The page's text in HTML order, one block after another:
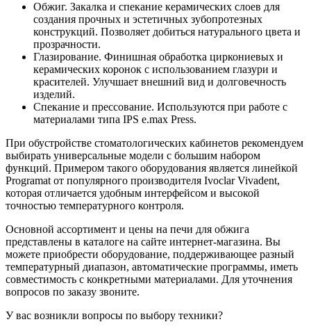
Обжиг. Закалка и спекание керамических слоев для
создания прочных и эстетичных зубопротезных
конструкций. Позволяет добиться натурального цвета и
прозрачности.
Глазирование. Финишная обработка циркониевых и
керамических коронок с использованием глазури и
красителей. Улучшает внешний вид и долговечность
изделий.
Спекание и прессование. Используются при работе с
материалами типа IPS e.max Press.
При обустройстве стоматологических кабинетов рекомендуем
выбирать универсальные модели с большим набором
функций. Примером такого оборудования является линейкой
Programat от популярного производителя Ivoclar Vivadent,
которая отличается удобным интерфейсом и высокой
точностью температурного контроля.
Основной ассортимент и цены на печи для обжига
представлены в каталоге на сайте интернет-магазина. Вы
можете приобрести оборудование, поддерживающее разный
температурный диапазон, автоматические программы, иметь
совместимость с конкретными материалами. Для уточнения
вопросов по заказу звоните.
У вас возникли вопросы по выбору техники?